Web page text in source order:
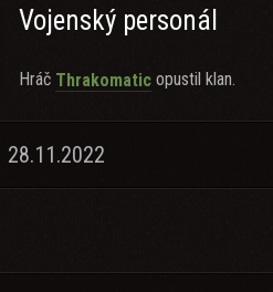
Vojenský personál
Hráč Thrakomatic opustil klan.